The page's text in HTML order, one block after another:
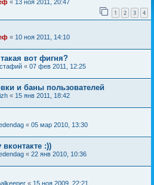
« 13 ноя 2011, 20:47
1 2 3 4
« 10 ноя 2011, 14:10
вот фигня?
« 07 фев 2011, 12:25
и баны пользователей
« 15 янв 2011, 18:42
« 05 мар 2010, 13:30
:))
« 22 янв 2010, 10:36
« 15 ноя 2009, 22:21